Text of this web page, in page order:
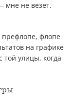
мне не везет.
префлопе, флопе
на графике
той улицы, когда